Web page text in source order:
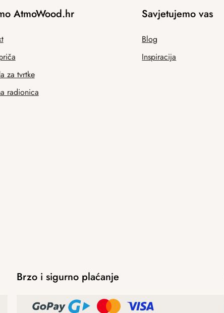
AtmoWood.hr
za tvrtke
radionica
Savjetujemo vas
Blog
Inspiracija
Brzo i sigurno plaćanje